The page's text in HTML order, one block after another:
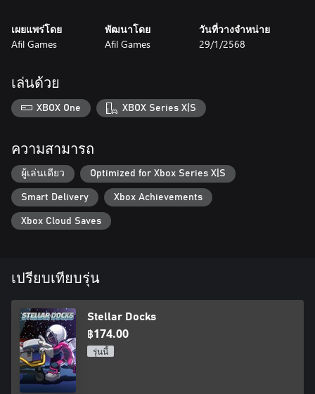
art in a sci-fi setting.
Multiple Language Support: Play in English or Portuguese.
PC for seamless gameplay.
Prepare to dock your skills and master the cosmos in Stellar
Docks!
เผยแพร่โดย
Afil Games
พัฒนาโดย
Afil Games
วันที่วางจำหน่าย
29/1/2568
เล่นด้วย
XBOX One XBOX Series X|S
ความสามารถ
ผู้เล่นเดียว Optimized for Xbox Series X|S
Smart Delivery Xbox Achievements
Xbox Cloud Saves
เปรียบเทียบรุ่น
Stellar Docks
฿174.00
รุ่นนี้